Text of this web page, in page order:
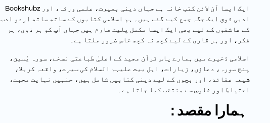
Bookshubz ایک ایسا آن لائن کتب خانہ ہے جہاں دینی بصیرت، علمی ورثہ، اور
ادبی ذوق ایک جگہ جمع کیے گئے ہیں۔ ہم اسلامی کتابوں کے ساتھ ساتھ اردو ادب
کے عاشقوں کے لیے بھی ایک ایسا مکمل پلیٹ فارم ہیں جہاں آپ کو ہر ذوق، ہر
فکر، اور ہر قاری کے لیے کچھ نہ کچھ خاص ضرور ملتا ہے۔
اسلامی ذخیرے میں ہمارے پاس قرآن مجید کے اعلیٰ طباعتی نسخے، سورہ یٰسین،
پنج سورہ، دعاؤں، زیارات، اہل بیت علیہم السلام کی سیرت، واقعہ کربلا،
شیعہ عقائد، اور بچوں کے لیے دینی کتابیں شامل ہیں، جنہیں نہایت محبت،
احتیاط اور خلوص سے منتخب کیا جاتا ہے۔